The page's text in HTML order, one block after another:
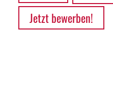
Jetzt bewerben!